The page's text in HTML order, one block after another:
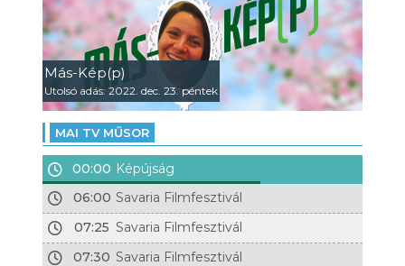
Más-Kép(p)
Utolsó adás: 2022. dec. 23. péntek
MAI TV MŰSOR
00:00 Képújság
06:00 Savaria Filmfesztivál
07:25 Savaria Filmfesztivál
07:30 Savaria Filmfesztivál